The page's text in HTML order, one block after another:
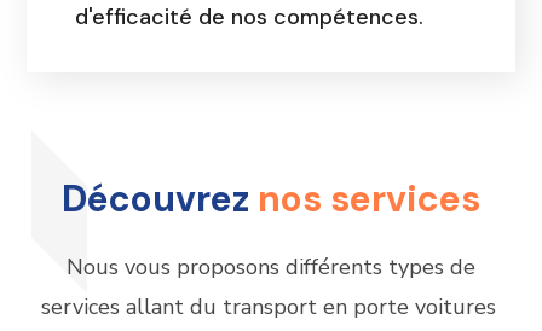
d'efficacité de nos compétences.
Découvrez nos services
Nous vous proposons différents types de
services allant du transport en porte voitures